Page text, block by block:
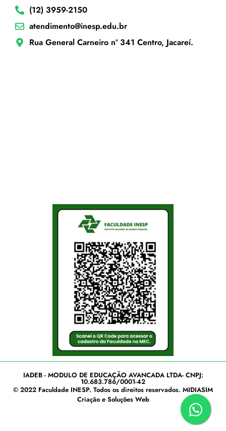
(12) 3959-2150
atendimento@inesp.edu.br
Rua General Carneiro nº 341 Centro, Jacareí.
© 2022 Faculdade INESP. Todos os direitos reservados. MIDIASIM
Criação e Soluções Web
IADEB - MODULO DE EDUCAÇÃO AVANCADA LTDA- CNPJ:
10.683.786/0001-42